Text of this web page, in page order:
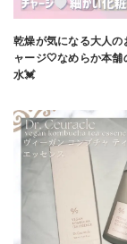
乾燥が気になる大人の
ャージ‎🤍なめらか本
水💓